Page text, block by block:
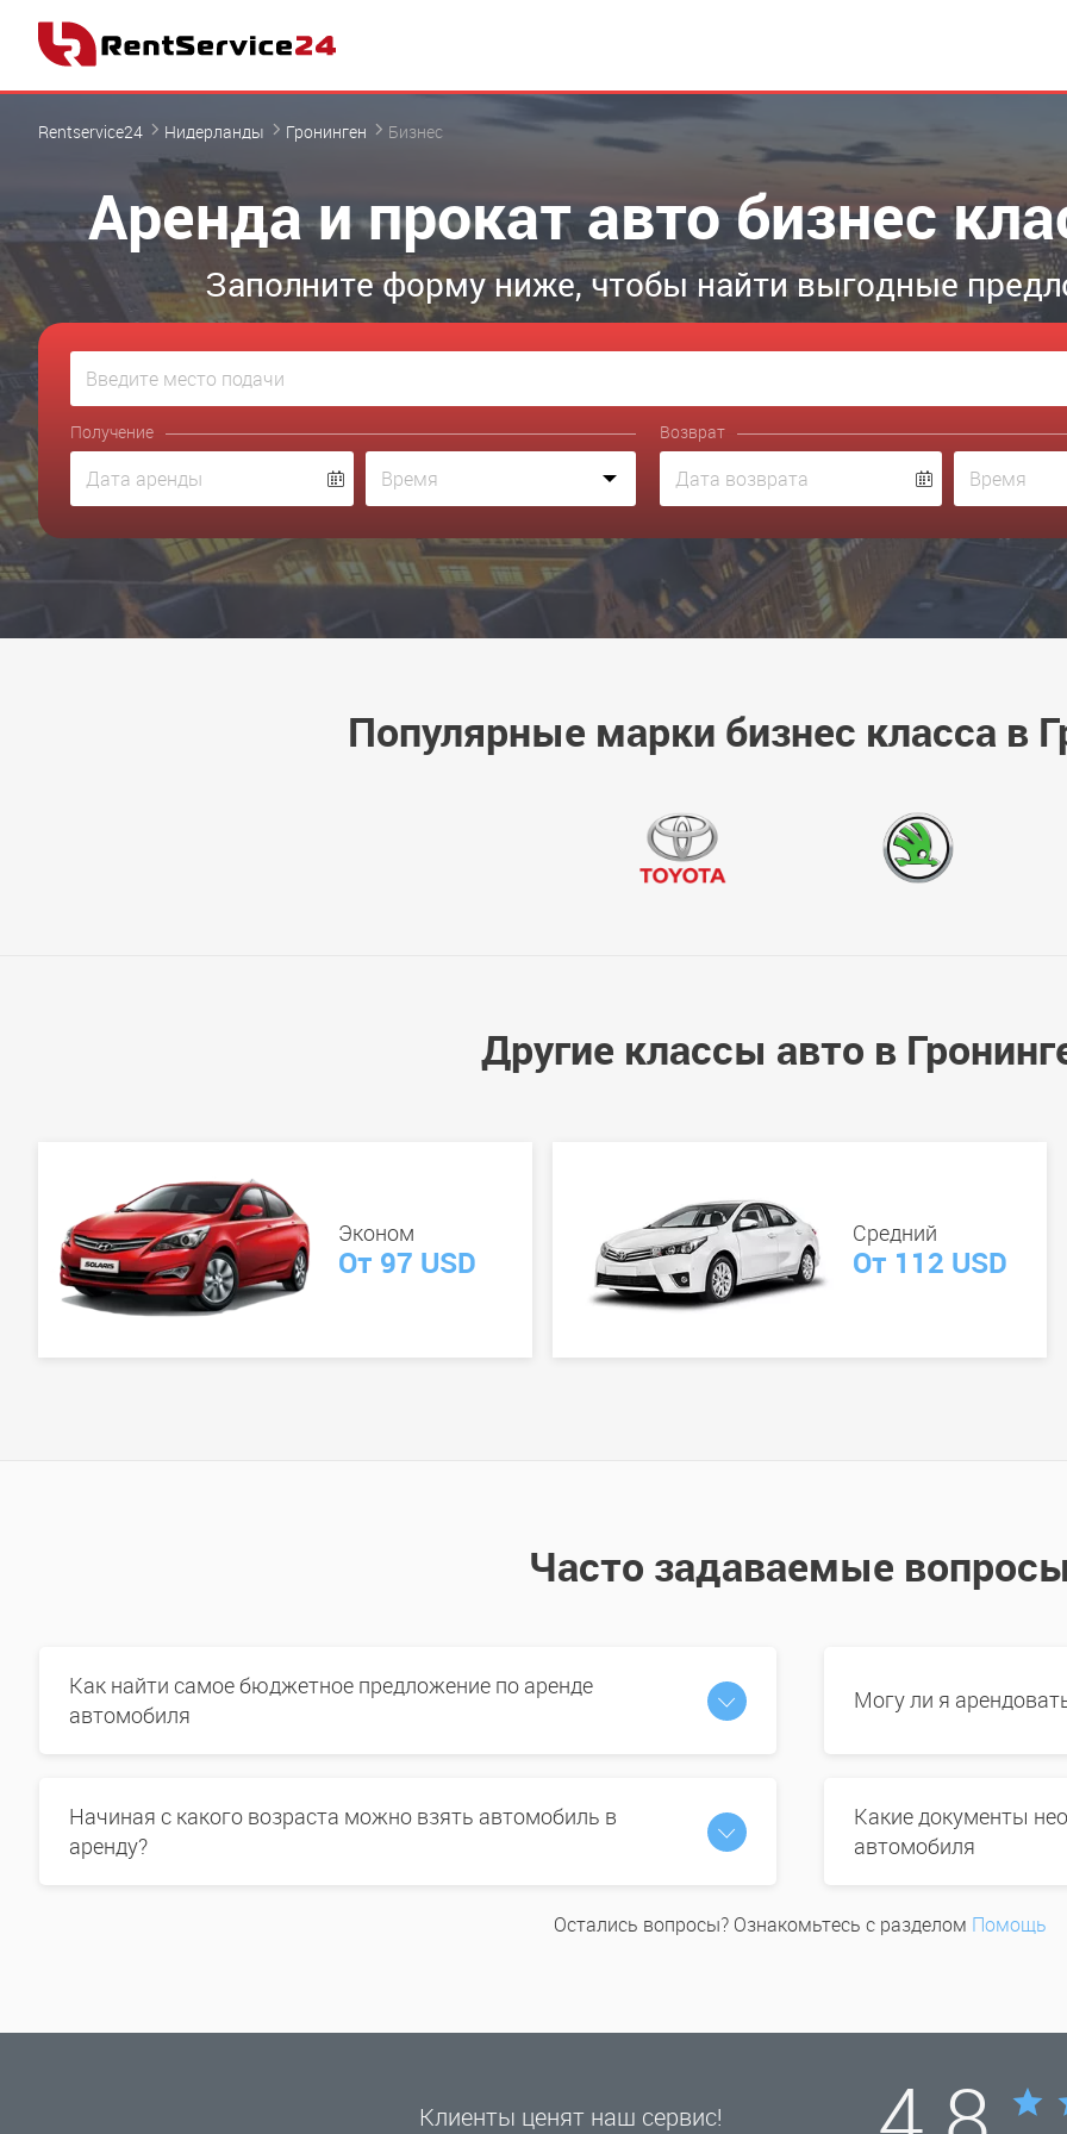
Rentservice24 Нидерланды Гронинген Бизнес
Аренда и прокат авто бизнес
Заполните форму ниже, чтобы найти выгодные
Получение Возврат
Популярные марки бизнес класса в
Другие классы авто в
Эконом
От 97 USD
Средний
От 112 USD
Часто задаваемые
Как найти самое бюджетное предложение по аренде
автомобиля
Могу ли я
Начиная с какого возраста можно взять автомобиль в
аренду?
Какие документы
автомобиля
Остались вопросы? Ознакомьтесь с разделом Помощь
Клиенты ценят наш сервис!